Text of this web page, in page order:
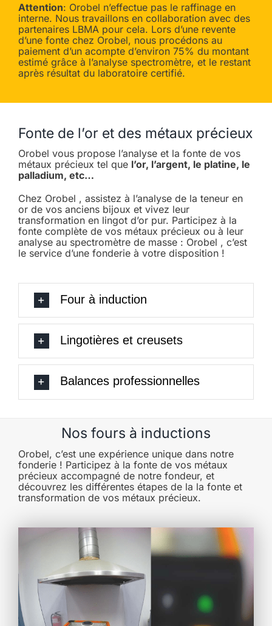
Attention: Orobel n’effectue pas le raffinage en
interne. Nous travaillons en collaboration avec des
partenaires LBMA pour cela. Lors d’une revente
d’une fonte chez Orobel, nous procédons au
paiement d’un acompte d’environ 75% du montant
estimé grâce à l’analyse spectromètre, et le restant
après résultat du laboratoire certifié.
Fonte de l’or et des métaux précieux
Orobel vous propose l’analyse et la fonte de vos
métaux précieux tel que l’or, l’argent, le platine, le
palladium, etc…
Chez Orobel , assistez à l’analyse de la teneur en
or de vos anciens bijoux et vivez leur
transformation en lingot d’or pur. Participez à la
fonte complète de vos métaux précieux ou à leur
analyse au spectromètre de masse : Orobel , c’est
le service d’une fonderie à votre disposition !
Four à induction
Lingotières et creusets
Balances professionnelles
Nos fours à inductions
Orobel, c’est une expérience unique dans notre
fonderie ! Participez à la fonte de vos métaux
précieux accompagné de notre fondeur, et
découvrez les différentes étapes de la la fonte et
transformation de vos métaux précieux.